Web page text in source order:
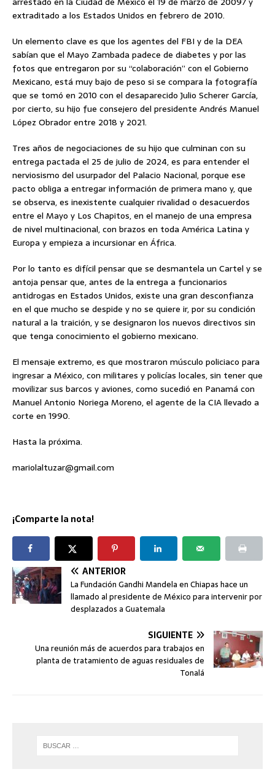
extraditado a los Estados Unidos en febrero de 2010.
Un elemento clave es que los agentes del FBI y de la DEA
sabían que el Mayo Zambada padece de diabetes y por las
fotos que entregaron por su “colaboración” con el Gobierno
Mexicano, está muy bajo de peso si se compara la fotografía
que se tomó en 2010 con el desaparecido Julio Scherer García,
por cierto, su hijo fue consejero del presidente Andrés Manuel
López Obrador entre 2018 y 2021.
Tres años de negociaciones de su hijo que culminan con su
entrega pactada el 25 de julio de 2024, es para entender el
nerviosismo del usurpador del Palacio Nacional, porque ese
pacto obliga a entregar información de primera mano y, que
se observa, es inexistente cualquier rivalidad o desacuerdos
entre el Mayo y Los Chapitos, en el manejo de una empresa
de nivel multinacional, con brazos en toda América Latina y
Europa y empieza a incursionar en África.
Por lo tanto es difícil pensar que se desmantela un Cartel y se
antoja pensar que, antes de la entrega a funcionarios
antidrogas en Estados Unidos, existe una gran desconfianza
en el que mucho se despide y no se quiere ir, por su condición
natural a la traición, y se designaron los nuevos directivos sin
que tenga conocimiento el gobierno mexicano.
El mensaje extremo, es que mostraron músculo policiaco para
ingresar a México, con militares y policías locales, sin tener que
movilizar sus barcos y aviones, como sucedió en Panamá con
Manuel Antonio Noriega Moreno, el agente de la CIA llevado a
corte en 1990.
Hasta la próxima.
mariolaltuzar@gmail.com
¡Comparte la nota!
ANTERIOR
La Fundación Gandhi Mandela en Chiapas hace un
llamado al presidente de México para intervenir por
desplazados a Guatemala
SIGUIENTE
Una reunión más de acuerdos para trabajos en
planta de tratamiento de aguas residuales de
Tonalá